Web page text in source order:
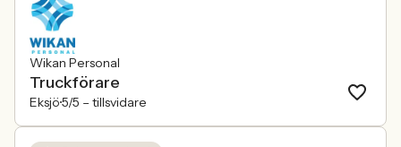
Wikan Personal
Truckförare
Eksjö5/5 – tillsvidare